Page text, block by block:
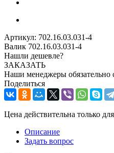
Артикул: 702.16.03.031-4
Валик 702.16.03.031-4
Нашли дешевле?
ЗАКАЗАТЬ
Наши менеджеры обязательно
Поделиться
Цена действительна только
Описание
Задать вопрос